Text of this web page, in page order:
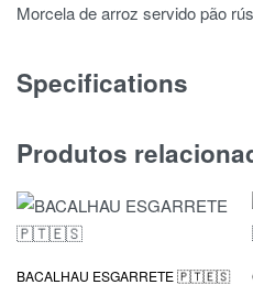
Morcela de arroz servido pão
Specifications
Produtos
BACALHAU ESGARRETE 🇵🇹🇪🇸